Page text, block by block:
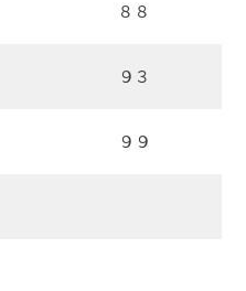
８８
９３
９９